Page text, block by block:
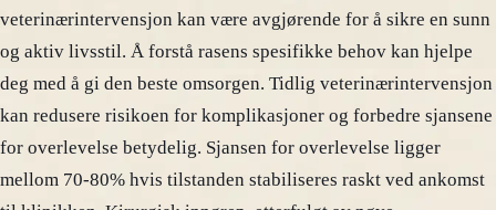
veterinærintervensjon kan være avgjørende for å sikre en sunn
og aktiv livsstil. Å forstå rasens spesifikke behov kan hjelpe
deg med å gi den beste omsorgen. Tidlig veterinærintervensjon
kan redusere risikoen for komplikasjoner og forbedre sjansene
for overlevelse betydelig. Sjansen for overlevelse ligger
mellom 70-80% hvis tilstanden stabiliseres raskt ved ankomst